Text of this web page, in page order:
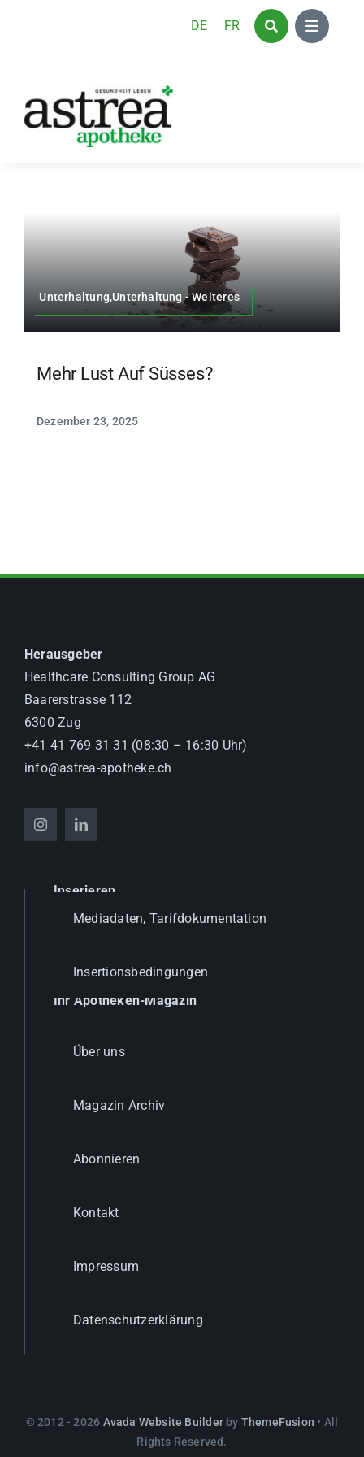
DE FR
Unterhaltung,Unterhaltung - Weiteres
Mehr Lust Auf Süsses?
Dezember 23, 2025
Herausgeber
Healthcare Consulting Group AG
Baarerstrasse 112
6300 Zug
+41 41 769 31 31 (08:30 – 16:30 Uhr)
info@astrea-apotheke.ch
Inserieren
Mediadaten, Tarifdokumentation
Insertionsbedingungen
Ihr Apotheken-Magazin
Über uns
Magazin Archiv
Abonnieren
Kontakt
Impressum
Datenschutzerklärung
© 2012 - 2026 Avada Website Builderby ThemeFusion • All
Rights Reserved.